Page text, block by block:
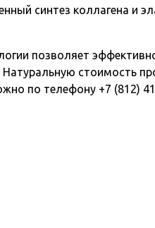
синтез коллагена и
позволяет
стоимость
по телефону +7 (812)